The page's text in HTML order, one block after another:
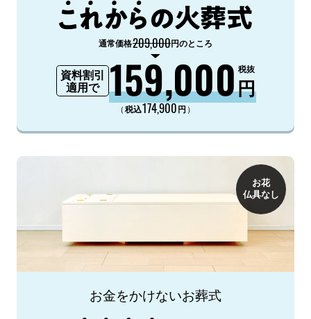
通常価格209,000円のところ
資料割引
適用で
159,000円
税抜
（税込174,900円 ）
お花
仏具なし
お金をかけないお葬式